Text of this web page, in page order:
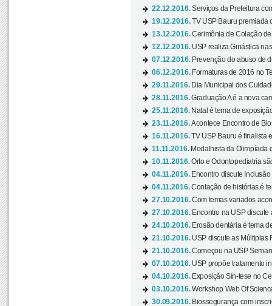
22.12.2016.Serviços da Prefeitura
19.12.2016.TV USP Bauru premiada
13.12.2016.Cerimônia de Colação
12.12.2016. USP realiza Ginástica
07.12.2016. Prevenção do abuso de
06.12.2016. Formaturas de 2016 no
29.11.2016. Dia Municipal dos
28.11.2016.Graduação A é a nova
25.11.2016. Natal é tema de
23.11.2016.Acontece Encontro de
16.11.2016.TV USP Bauru é finalista
11.11.2016. Medalhista da Olimpíada
10.11.2016.Orto e Odontopediatria
04.11.2016. Encontro discute
04.11.2016.Contação de histórias é
27.10.2016.Com temas variados
27.10.2016. Encontro na USP discute
24.10.2016. Erosão dentária é tema
21.10.2016. USP discute as Múltiplas
21.10.2016.Começou na USP
07.10.2016. USP propõe tratamento
04.10.2016. Exposição Sín-tese no
03.10.2016.Workshop Web Of
30.09.2016. Biossegurança com